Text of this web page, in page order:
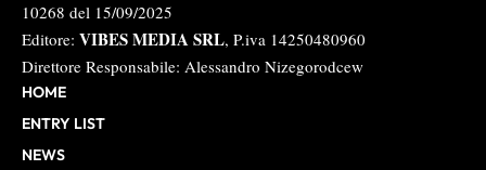
10268 del 15/09/2025
Editore: VIBES MEDIA SRL, P.iva 14250480960
Direttore Responsabile: Alessandro Nizegorodcew
HOME
ENTRY LIST
NEWS